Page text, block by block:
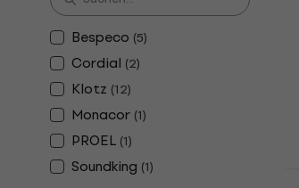
Bespeco (5)
Cordial (2)
Klotz (12)
Monacor (1)
PROEL (1)
Soundking (1)